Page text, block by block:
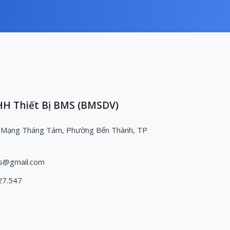
Thiết Bị BMS (BMSDV)
Tháng Tám, Phường Bến Thành, TP